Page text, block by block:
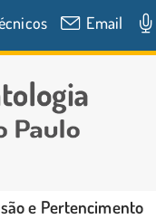
Email
e Pertencimento